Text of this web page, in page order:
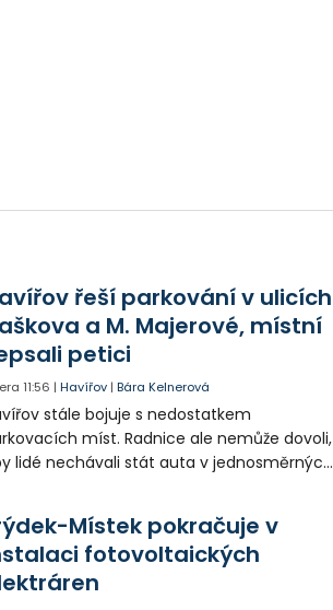
řeší parkování v ulicích
a M. Majerové, místní
petici
11:56 |Havířov |Bára Kelnerová
stále bojuje s nedostatkem
míst. Radnice ale nemůže dovoli,
lidé nechávali stát auta v jednosměrných
někteří obyvatelé rozhodli sepsat petici.
Místek pokračuje v
fotovoltaických